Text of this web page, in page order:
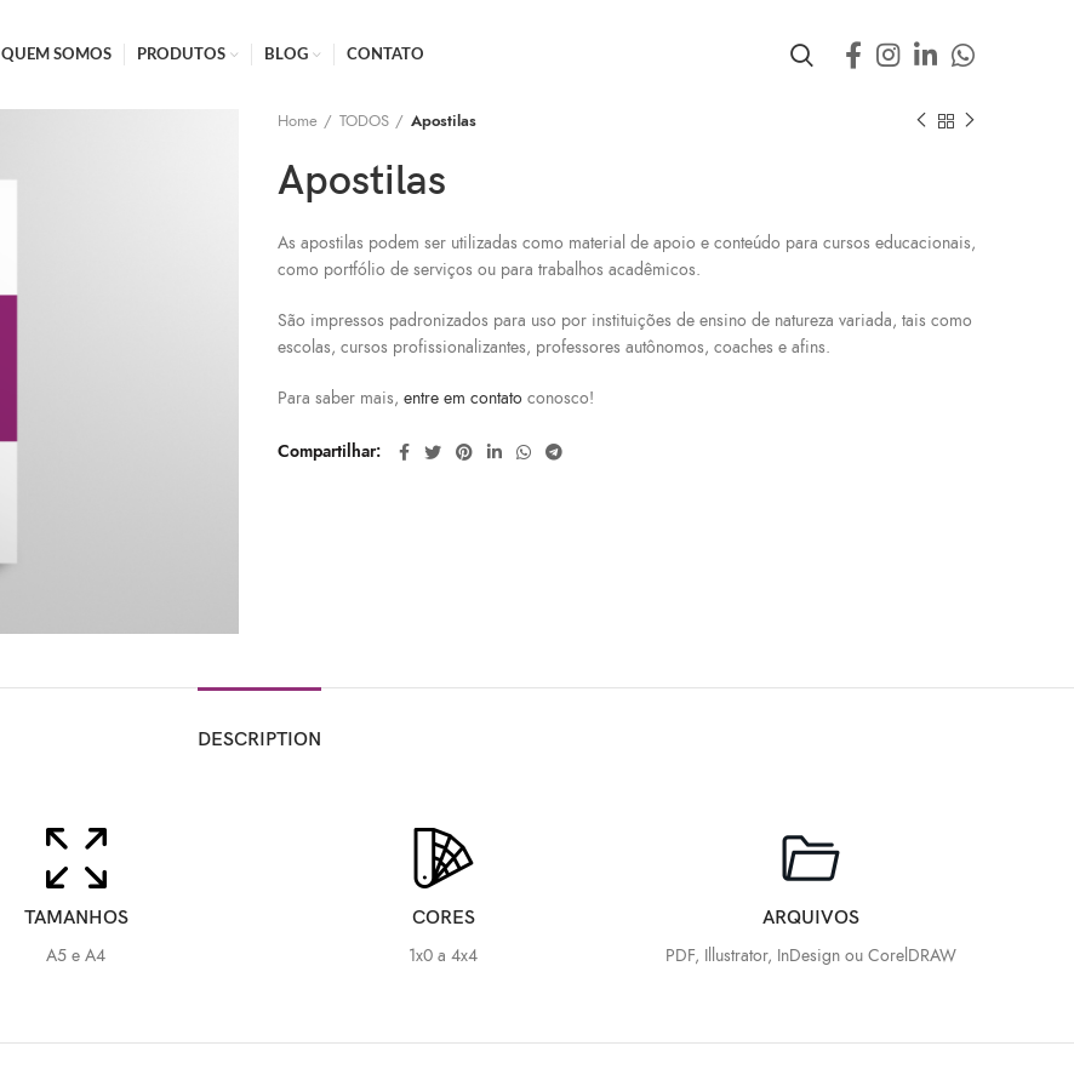
QUEM SOMOS PRODUTOS BLOG CONTATO
Home TODOS Apostilas
Apostilas
As apostilas podem ser utilizadas como material de apoio e conteúdo para cursos educacionais,
como portfólio de serviços ou para trabalhos acadêmicos.
São impressos padronizados para uso por instituições de ensino de natureza variada, tais como
escolas, cursos profissionalizantes, professores autônomos, coaches e afins.
Para saber mais, entre em contato conosco!
Compartilhar
DESCRIPTION
TAMANHOS
A5 e A4
CORES
1x0 a 4x4
ARQUIVOS
PDF, Illustrator, InDesign ou CorelDRAW